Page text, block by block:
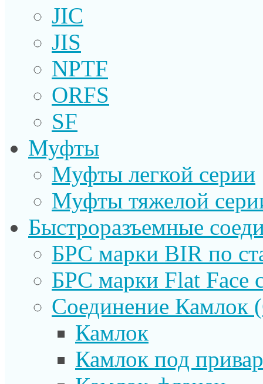
JIC
JIS
NPTF
ORFS
SF
Муфты
Муфты легкой серии
Муфты тяжелой
Быстроразъемные
БРС марки BIR по
БРС марки Flat Face
Соединение Камлок
Камлок
Камлок под